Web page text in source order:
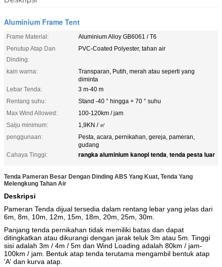
Aluminium Frame Tent
Frame Material:
Aluminium Alloy GB6061 / T6
Penutup Atap Dan
Dinding:
PVC-Coated Polyester, tahan air
kain warna:
Transparan, Putih, merah atau seperti yang
diminta
Lebar Tenda:
3 m-40 m
Rentang suhu:
Stand -40 ° hingga + 70 ° suhu
Max Wind Allowed:
100-120km / jam
Salju minimum:
1,9KN / ㎡
penggunaan:
Pesta, acara, pernikahan, gereja, pameran,
gudang
Cahaya Tinggi:
rangka aluminium kanopi tenda, tenda pesta luar
Tenda Pameran Besar Dengan Dinding ABS Yang Kuat, Tenda Yang
Melengkung Tahan Air
Deskripsi
Pameran Tenda dijual tersedia dalam rentang lebar yang jelas dari
6m, 8m, 10m, 12m, 15m, 18m, 20m, 25m, 30m.
Panjang tenda pernikahan tidak memiliki batas dan dapat
ditingkatkan atau dikurangi dengan jarak teluk 3m atau 5m. Tinggi
sisi adalah 3m / 4m / 5m dan Wind Loading adalah 80km / jam-
100km / jam. Bentuk atap tenda terutama mengambil bentuk atap
'A' dan kurva atap.